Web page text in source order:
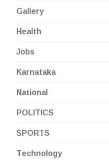
Gallery
Health
Jobs
Karnataka
National
POLITICS
SPORTS
Technology